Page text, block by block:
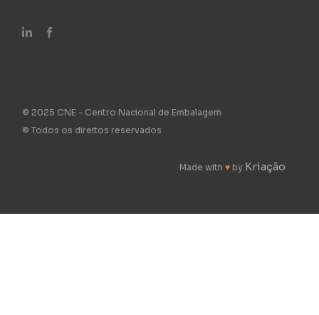
© 2025 CNE - Centro Nacional de Embalagem
© Todos os direitos reservados
Made with ♥by Kriação